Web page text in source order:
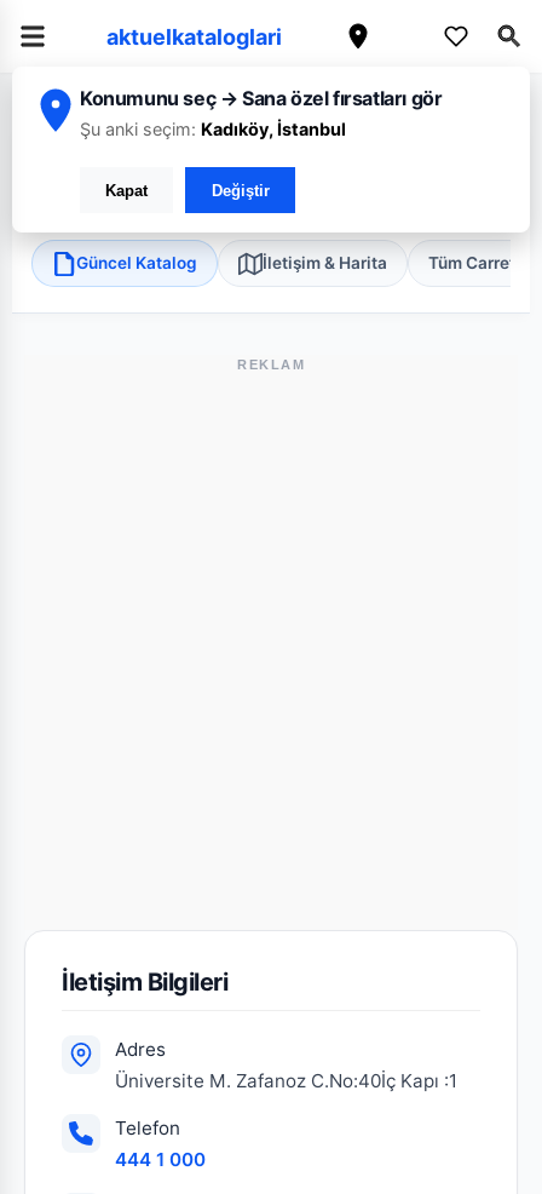
aktuelkataloglari
Konumunu seç → Sana özel fırsatları gör
Şu anki seçim: Kadıköy, İstanbul
Kapat Değiştir
Ana Sayfa/Trabzon /CarrefourSA/Trabzon Ortahisar Üniversite
Ortahisar, Trabzon
Güncel Katalog İletişim & Harita Tüm
REKLAM
İletişim Bilgileri
Adres
Üniversite M. Zafanoz C.No:40İç Kapı :1
Telefon
444 1 000